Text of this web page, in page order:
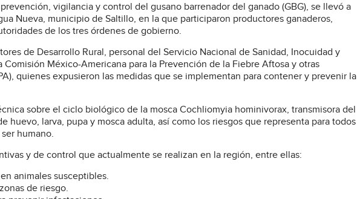
vigilancia y control del gusano barrenador del ganado (GBG), se llevó a
Nueva, municipio de Saltillo, en la que participaron productores ganaderos,
de los tres órdenes de gobierno.
de Desarrollo Rural, personal del Servicio Nacional de Sanidad, Inocuidad y
Comisión México-Americana para la Prevención de la Fiebre Aftosa y otras
quienes expusieron las medidas que se implementan para contener y prevenir la
sobre el ciclo biológico de la mosca Cochliomyia hominivorax, transmisora del
huevo, larva, pupa y mosca adulta, así como los riesgos que representa para todos
humano.
y de control que actualmente se realizan en la región, entre ellas:
animales susceptibles.
de riesgo.